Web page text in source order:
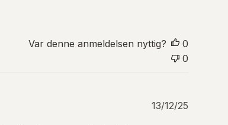
e
r
s
Var denne anmeldelsen nyttig?
0
0
P
13/12/25